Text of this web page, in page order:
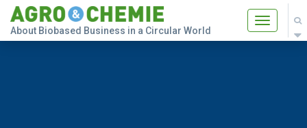
Toggle
About Biobased Business in a Circular World